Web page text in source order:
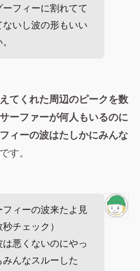
フィーに割れてて
ないし波の形もいい
てくれた周辺のピークを数
ーファーが何人もいるのに
ィーの波はたしかにみんな
す。
フィーの波来たよ見
チェック）
は悪くないのにやっ
みんなスルーした